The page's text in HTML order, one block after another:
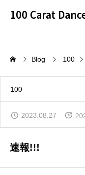
100 Carat
Top
レッスン
イベント
Blog 100
100
2023.08.27
速報!!!